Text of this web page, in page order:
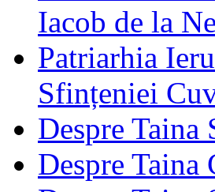
Iacob de la
Patriarhia
Sfințeniei
Despre Taina
Despre Taina